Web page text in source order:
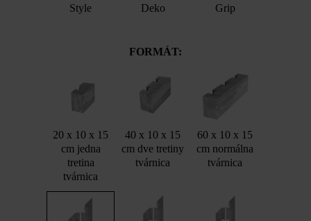
Style Deko Grip
FORMÁT:
20 x 10 x 15
cm jedna
tretina
tvárnica
40 x 10 x 15
cm dve tretiny
tvárnica
60 x 10 x 15
cm normálna
tvárnica